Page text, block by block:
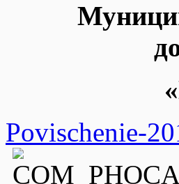
Povischenie-